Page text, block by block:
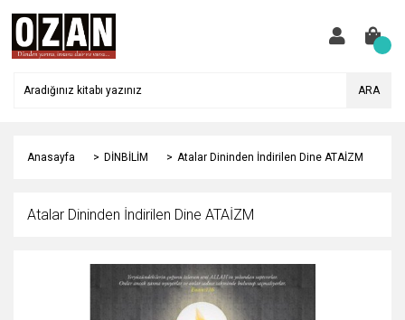
ARA
Anasayfa DİNBİLİM Atalar Dininden İndirilen Dine ATAİZM
Atalar Dininden İndirilen Dine ATAİZM